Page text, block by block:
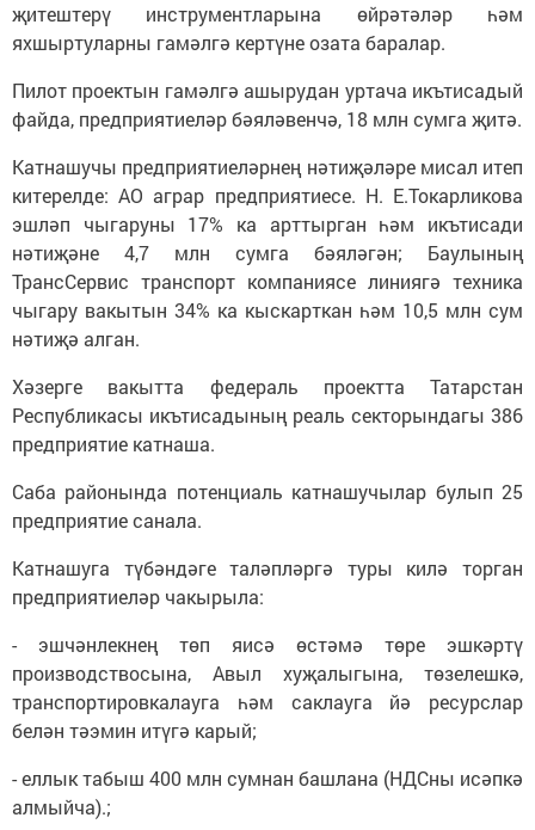
җитештерү инструментларына өйрәтәләр һәм
яхшыртуларны гамәлгә кертүне озата баралар.
Пилот проектын гамәлгә ашырудан уртача икътисадый
файда, предприятиеләр бәяләвенчә, 18 млн сумга җитә.
Катнашучы предприятиеләрнең нәтиҗәләре мисал итеп
китерелде: АО аграр предприятиесе. Н. Е.Токарликова
эшләп чыгаруны 17% ка арттырган һәм икътисади
нәтиҗәне 4,7 млн сумга бәяләгән; Баулының
ТрансСервис транспорт компаниясе линиягә техника
чыгару вакытын 34% ка кыскарткан һәм 10,5 млн сум
нәтиҗә алган.
Хәзерге вакытта федераль проектта Татарстан
Республикасы икътисадының реаль секторындагы 386
предприятие катнаша.
Саба районында потенциаль катнашучылар булып 25
предприятие санала.
Катнашуга түбәндәге таләпләргә туры килә торган
предприятиеләр чакырыла:
- эшчәнлекнең төп яисә өстәмә төре эшкәртү
производствосына, Авыл хуҗалыгына, төзелешкә,
транспортировкалауга һәм саклауга йә ресурслар
белән тәэмин итүгә карый;
- еллык табыш 400 млн сумнан башлана (НДСны исәпкә
алмыйча).;